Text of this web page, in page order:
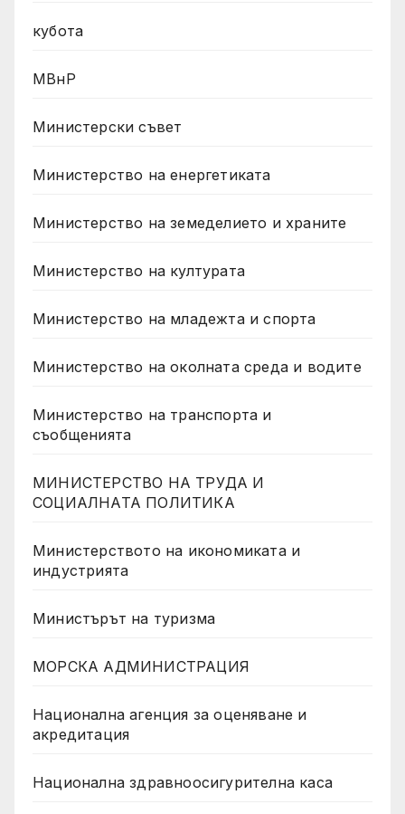
кубота
МВнР
Министерски съвет
Министерство на енергетиката
Министерство на земеделието и храните
Министерство на културата
Министерство на младежта и спорта
Министерство на околната среда и водите
Министерство на транспорта и
съобщенията
МИНИСТЕРСТВО НА ТРУДА И
СОЦИАЛНАТА ПОЛИТИКА
Министерството на икономиката и
индустрията
Министърът на туризма
МОРСКА АДМИНИСТРАЦИЯ
Национална агенция за оценяване и
акредитация
Национална здравноосигурителна каса